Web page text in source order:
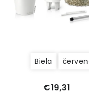
Biela
€19,31